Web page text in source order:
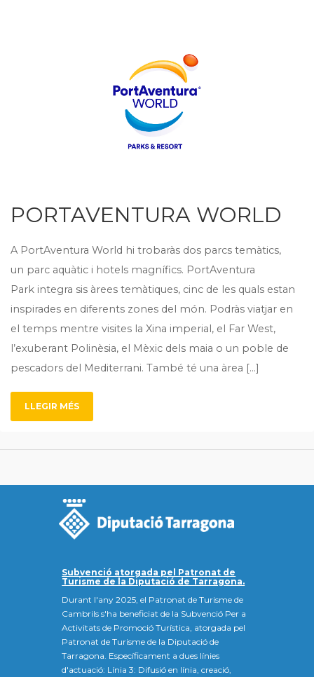
PORTAVENTURA WORLD
A PortAventura World hi trobaràs dos parcs temàtics,
un parc aquàtic i hotels magnífics. PortAventura
Park integra sis àrees temàtiques, cinc de les quals estan
inspirades en diferents zones del món. Podràs viatjar en
el temps mentre visites la Xina imperial, el Far West,
l’exuberant Polinèsia, el Mèxic dels maia o un poble de
pescadors del Mediterrani. També té una àrea […]
LLEGIR MÉS
Subvenció atorgada pel Patronat de
Turisme de la Diputació de Tarragona.
Durant l'any 2025, el Patronat de Turisme de
Cambrils s'ha beneficiat de la Subvenció Per a
Activitats de Promoció Turística, atorgada pel
Patronat de Turisme de la Diputació de
Tarragona. Específicament a dues línies
d'actuació: Línia 3: Difusió en línia, creació,